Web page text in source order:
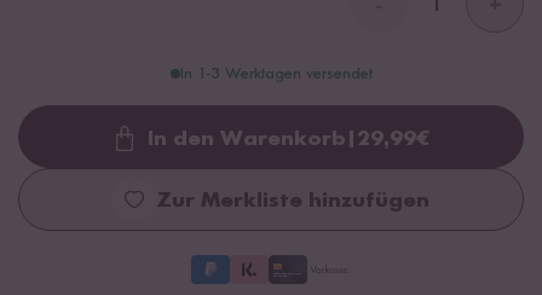
In 1-3 Werktagen versendet
Loading...
In den Warenkorb 29,99€
Zur Merkliste hinzufügen